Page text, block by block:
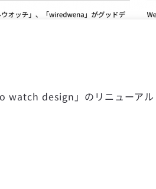
watch design」のリニューア